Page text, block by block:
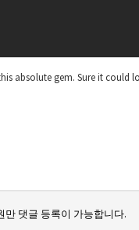
absolute gem. Sure it could
만 댓글 등록이 가능합니다.